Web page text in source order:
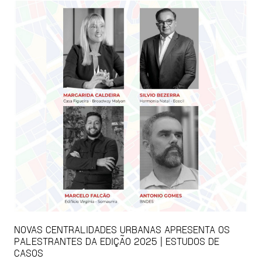
NOVAS CENTRALIDADES URBANAS APRESENTA OS
PALESTRANTES DA EDIÇÃO 2025 | ESTUDOS DE
CASOS